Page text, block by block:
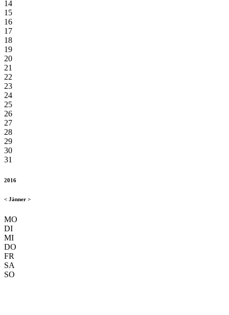
14
15
16
17
18
19
20
21
22
23
24
25
26
27
28
29
30
31
2016
< Jänner >
MO
DI
MI
DO
FR
SA
SO